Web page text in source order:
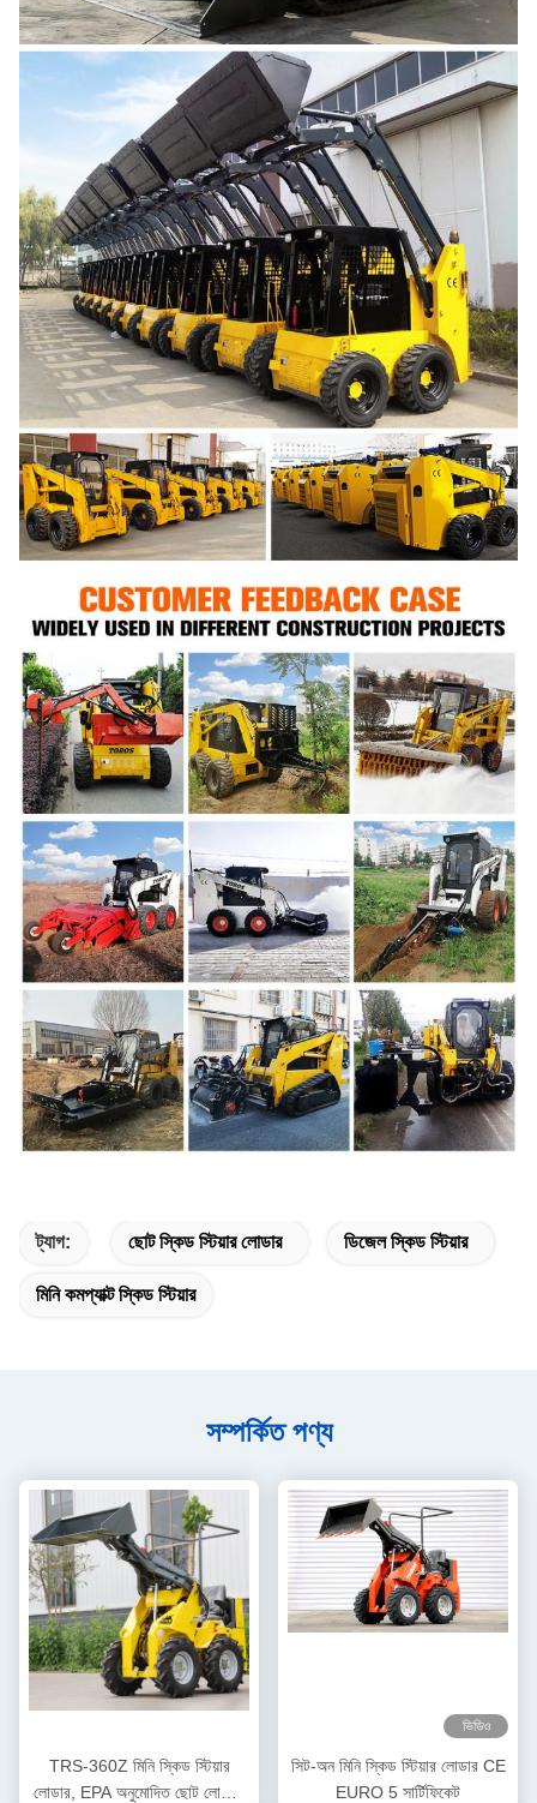
ট্যাগ: ছোট স্কিড স্টিয়ার লোডার ডিজেল স্কিড স্টিয়ার
মিনি কমপ্যাক্ট স্কিড স্টিয়ার
সম্পর্কিত পণ্য
TRS-360Z মিনি স্কিড স্টিয়ার
লোডার, EPA অনুমোদিত ছোট লোডার,
ভিডিও
সিট-অন মিনি স্কিড স্টিয়ার লোডার CE
EURO 5 সার্টিফিকেট